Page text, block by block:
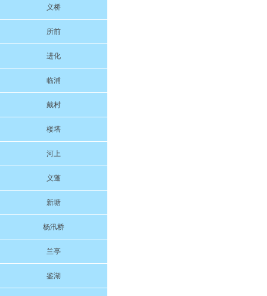
义桥
所前
进化
临浦
戴村
楼塔
河上
义蓬
新塘
杨汛桥
兰亭
鉴湖